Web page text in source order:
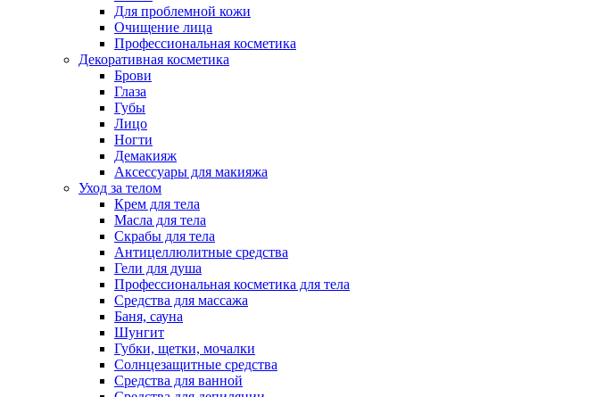
Для проблемной кожи
Очищение лица
Профессиональная косметика
Декоративная косметика
Брови
Глаза
Губы
Лицо
Ногти
Демакияж
Аксессуары для макияжа
Уход за телом
Крем для тела
Масла для тела
Скрабы для тела
Антицеллюлитные средства
Гели для душа
Профессиональная косметика для тела
Средства для массажа
Баня, сауна
Шунгит
Губки, щетки, мочалки
Солнцезащитные средства
Средства для ванной